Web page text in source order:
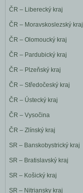
ČR – Liberecký kraj
ČR – Moravskoslezský kraj
ČR – Olomoucký kraj
ČR – Pardubický kraj
ČR – Plzeňský kraj
ČR – Středočeský kraj
ČR – Ústecký kraj
ČR – Vysočina
ČR – Zlínský kraj
SR – Banskobystrický kraj
SR – Bratislavský kraj
SR – Košický kraj
SR – Nitriansky kraj